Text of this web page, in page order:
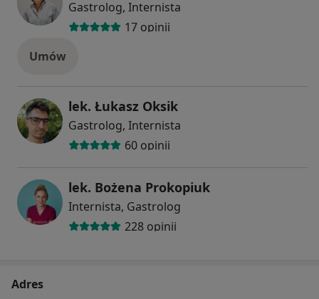
Gastrolog, Internista
17 opinii
Umów
lek. Łukasz Oksik
Gastrolog, Internista
60 opinii
lek. Bożena Prokopiuk
Internista, Gastrolog
228 opinii
Adres